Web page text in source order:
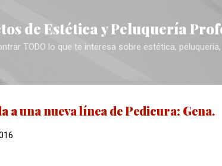
de Estética y Peluquería
TODO lo que te interesa sobre estética,
a una nueva línea de Pedicura: Gena.